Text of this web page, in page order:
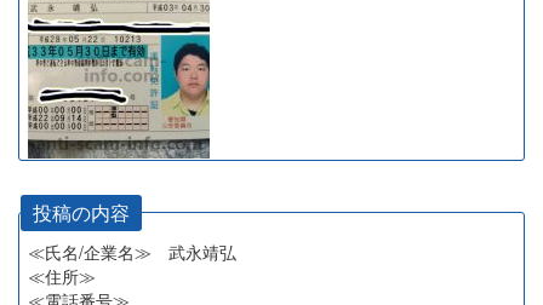
投稿の内容
≪氏名/企業名≫ 武永靖弘
≪住所≫
≪電話番号≫